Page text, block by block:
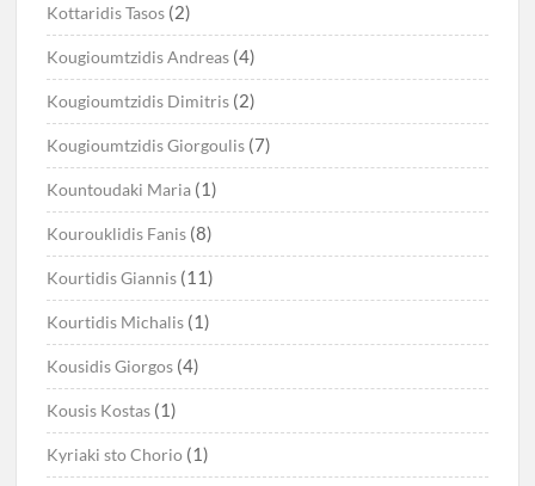
Kottaridis Tasos (2)
Kougioumtzidis Andreas (4)
Kougioumtzidis Dimitris (2)
Kougioumtzidis Giorgoulis (7)
Kountoudaki Maria (1)
Kourouklidis Fanis (8)
Kourtidis Giannis (11)
Kourtidis Michalis (1)
Kousidis Giorgos (4)
Kousis Kostas (1)
Kyriaki sto Chorio (1)